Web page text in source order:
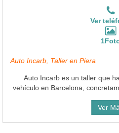
Ver
Auto Incarb, Taller en Piera
Auto Incarb es un taller que
vehículo en Barcelona,
Ver